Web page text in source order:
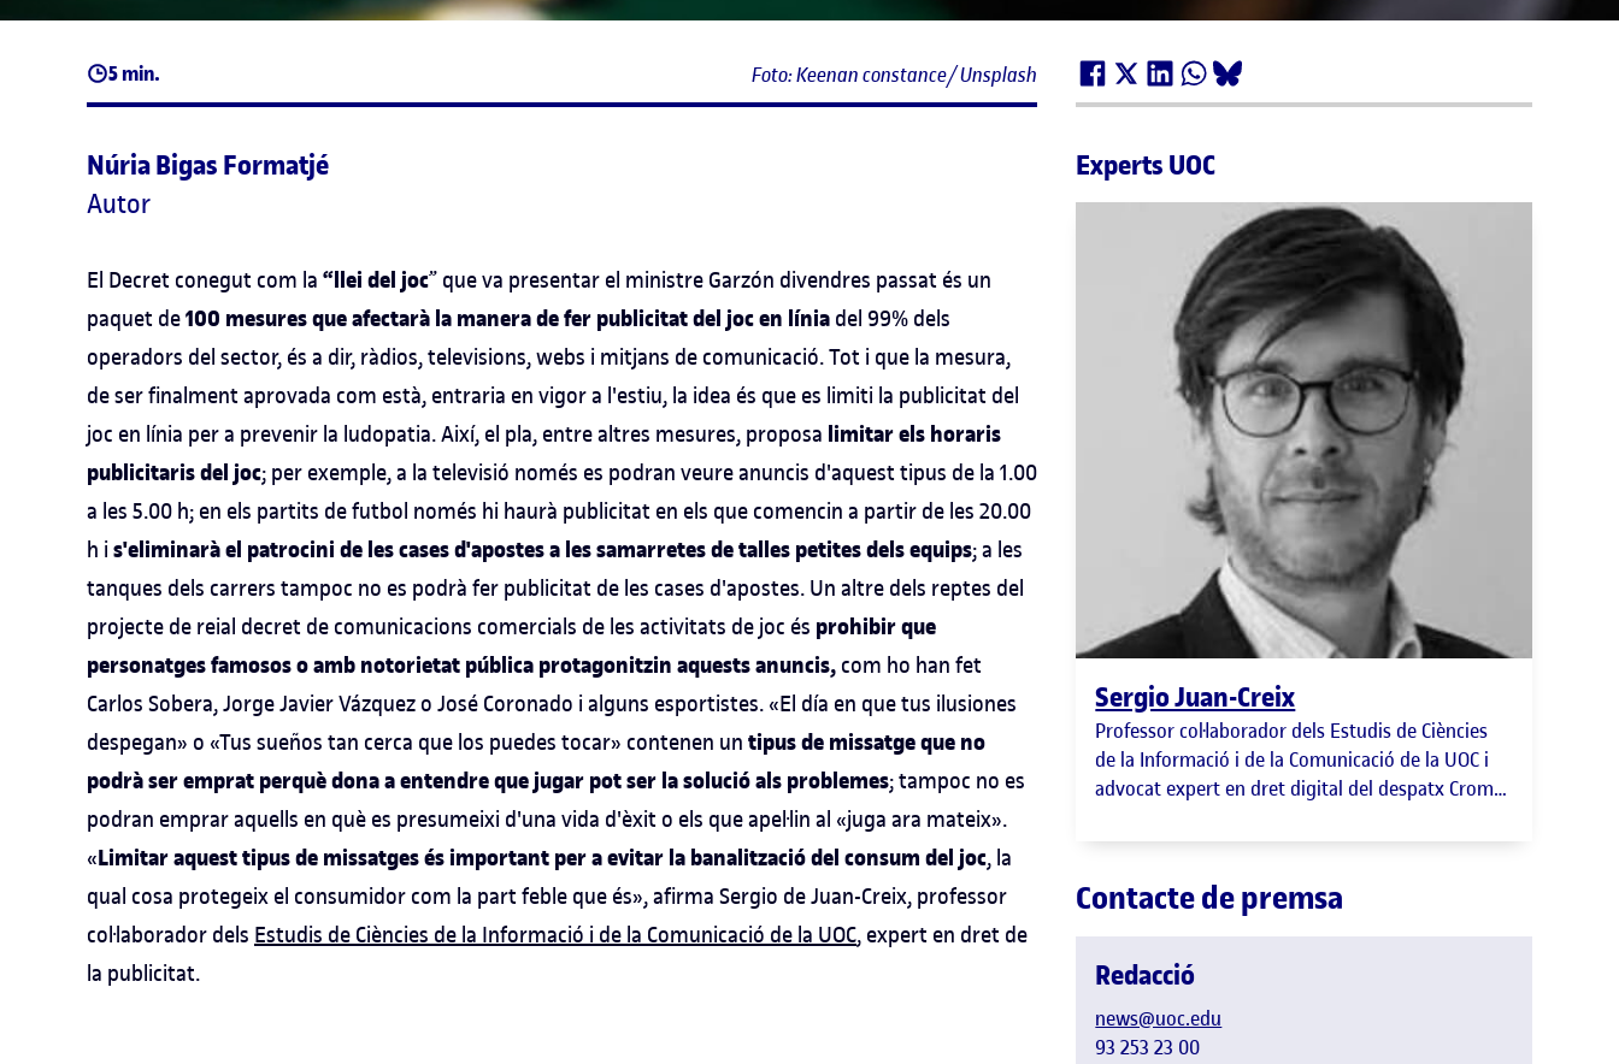
5 min. Foto: Keenan constance/ Unsplash
Núria Bigas Formatjé
Autor
El Decret conegut com la “llei del joc” que va presentar el ministre Garzón divendres passat és un
paquet de100 mesures que afectarà la manera de fer publicitat del joc en línia del 99% dels
operadors del sector, és a dir, ràdios, televisions, webs i mitjans de comunicació. Tot i que la mesura,
de ser finalment aprovada com està, entraria en vigor a l'estiu, la idea és que es limiti la publicitat del
joc en línia per a prevenir la ludopatia. Així, el pla, entre altres mesures, proposa limitar els horaris
publicitarisdel joc; per exemple, a la televisió només es podran veure anuncis d'aquest tipus de la 1.00
a les 5.00 h; en els partits de futbol només hi haurà publicitat en els que comencin a partir de les 20.00
h i s'eliminarà el patrocini de les cases d'apostes a les samarretes de talles petites dels equips; a les
tanques dels carrers tampoc no es podrà fer publicitat de les cases d'apostes. Un altre dels reptes del
projecte de reial decret de comunicacions comercials de les activitats de joc és prohibir que
personatges famosos o amb notorietat pública protagonitzin aquests anuncis, com ho han fet
Carlos Sobera, Jorge Javier Vázquez o José Coronado i alguns esportistes. «El día en que tus ilusiones
despegan» o «Tus sueños tan cerca que los puedes tocar» contenen un tipus de missatge que no
podrà ser emprat perquè dona a entendre que jugar pot ser la solució als problemes; tampoc no es
podran emprar aquells en què es presumeixi d'una vida d'èxit o els que apel·lin al «juga ara mateix».
«Limitar aquest tipus de missatges és important per a evitar la banalització del consum del joc, la
qual cosa protegeix el consumidor com la part feble que és», afirma Sergio de Juan-Creix, professor
col·laborador dels Estudis de Ciències de la Informació i de la Comunicació de la UOC, expert en dret de
la publicitat.
Experts UOC
Sergio Juan-Creix
Professor col·laborador dels Estudis de Ciències
de la Informació i de la Comunicació de la UOC i
advocat expert en dret digital del despatx Croma
Contacte de premsa
Redacció
news@uoc.edu
93 253 23 00